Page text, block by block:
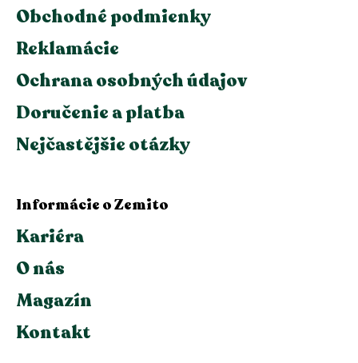
Obchodné podmienky
Reklamácie
Ochrana osobných údajov
Doručenie a platba
Nejčastějšie otázky
Informácie o Zemito
Kariéra
O nás
Magazín
Kontakt